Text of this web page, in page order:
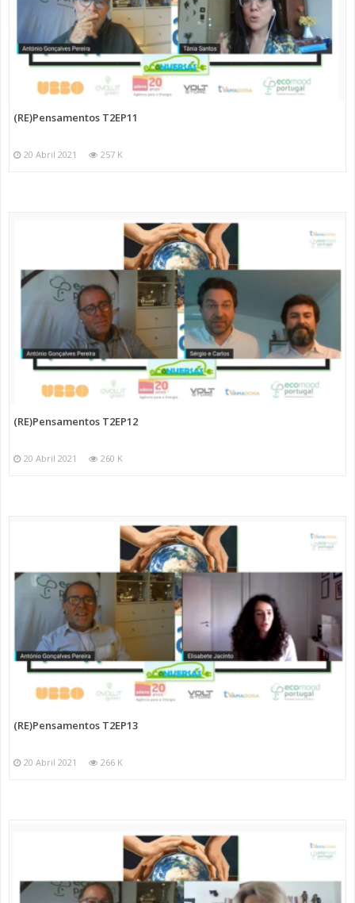
(RE)Pensamentos T2EP11
20 Abril 2021 257 K
(RE)Pensamentos T2EP12
20 Abril 2021 260 K
(RE)Pensamentos T2EP13
20 Abril 2021 266 K